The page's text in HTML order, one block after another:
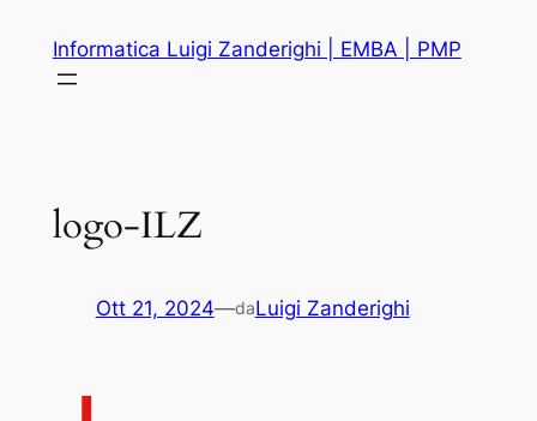
contenuto
Informatica Luigi Zanderighi | EMBA | PMP
logo-ILZ
Ott 21, 2024—daLuigi Zanderighi